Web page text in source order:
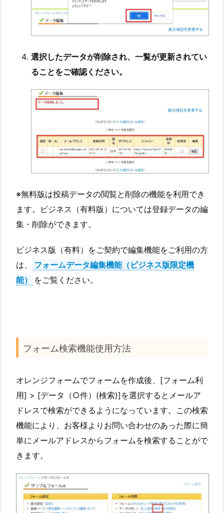
選択したデータが削除され、一覧が更新されてい
ることをご確認ください。
※無料版は投稿データの閲覧と削除の機能を利用でき
ます。ビジネス（有料版）については登録データの編
集・削除ができます。
ビジネス版（有料）をご契約で編集機能をご利用の方
は、
フォームデータ編集機能（ビジネス版限定機
能）
をご覧ください。
フォーム検索機能使用方法
オレンジフォームでフォームを作成後、[フォーム利
用] > [データ（○件）(検索)]を選択するとメールア
ドレスで検索ができるようになっています。この検索
機能により、お客様よりお問い合わせのあった際に簡
単にメールアドレスからフォームを検索することがで
きます。